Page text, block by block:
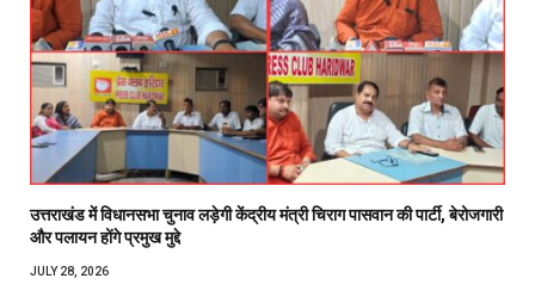
उत्तराखंड में विधानसभा चुनाव लड़ेगी केंद्रीय मंत्री चिराग पासवान की पार्टी, बेरोजगारी
और पलायन होंगे प्रमुख मुद्दे
JULY 28, 2026